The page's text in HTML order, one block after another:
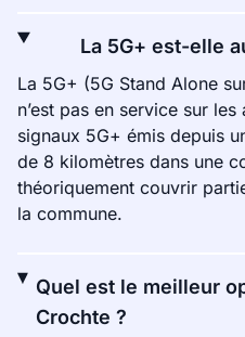
La 5G+ est-elle
La 5G+ (5G Stand Alone
n’est pas en service sur
signaux 5G+ émis depuis
de 8 kilomètres dans une
théoriquement couvrir
la commune.
Quel est le meilleur
Crochte ?